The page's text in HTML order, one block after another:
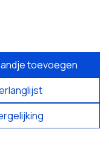
toevoegen